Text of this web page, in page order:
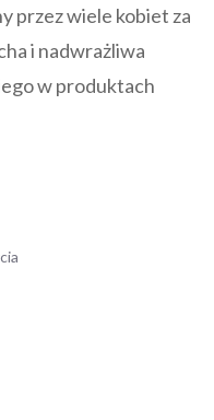
przez wiele kobiet za
i nadwrażliwa
w produktach